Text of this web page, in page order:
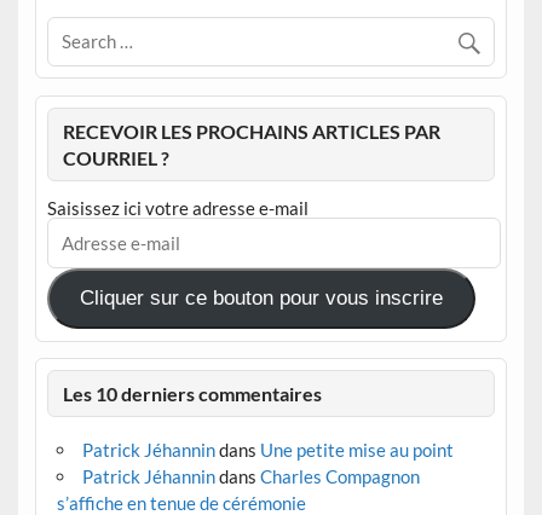
RECEVOIR LES PROCHAINS ARTICLES PAR
COURRIEL ?
Saisissez ici votre adresse e-mail
Adresse
mail
Cliquer sur ce bouton pour vous inscrire
Les 10 derniers commentaires
Patrick Jéhannindans Une petite mise au point
Patrick Jéhannindans Charles Compagnon
s’affiche en tenue de cérémonie